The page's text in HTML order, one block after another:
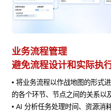
业务流程管理
避免流程设计和实际执
• 将业务流程以作战地图的形式
的各个环节、节点之间的关系以
• AI 分析任务处理时间、资源消